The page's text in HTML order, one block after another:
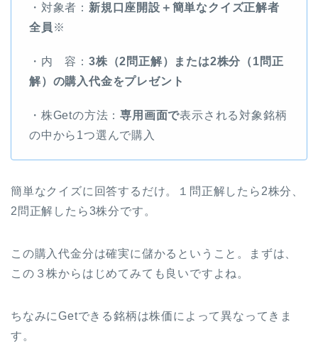
・対象者： 新規口座開設＋簡単なクイズ正解者
全員 ※
・内 容： 3株（2問正解）または2株分（1問正
解）の購入代金をプレゼント
・株Getの方法：専用画面で表示される対象銘柄
の中から1つ選んで購入
簡単なクイズに回答するだけ。１問正解したら2株分、
2問正解したら3株分です。
この購入代金分は確実に儲かるということ。まずは、
この３株からはじめてみても良いですよね。
ちなみにGetできる銘柄は株価によって異なってきま
す。